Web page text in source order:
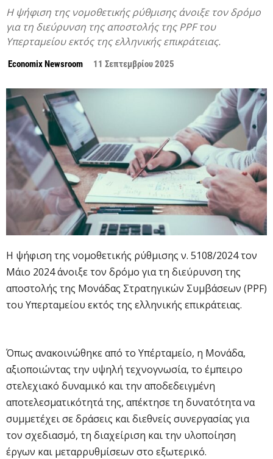
Η ψήφιση της νομοθετικής ρύθμισης άνοιξε τον δρόμο
για τη διεύρυνση της αποστολής της PPF του
Υπερταμείου εκτός της ελληνικής επικράτειας.
Economix Newsroom 11 Σεπτεμβρίου 2025
Η ψήφιση της νομοθετικής ρύθμισης ν. 5108/2024 τον
Μάιο 2024 άνοιξε τον δρόμο για τη διεύρυνση της
αποστολής της Μονάδας Στρατηγικών Συμβάσεων (PPF)
του Υπερταμείου εκτός της ελληνικής επικράτειας.
Όπως ανακοινώθηκε από το Υπέρταμείο, η Μονάδα,
αξιοποιώντας την υψηλή τεχνογνωσία, το έμπειρο
στελεχιακό δυναμικό και την αποδεδειγμένη
αποτελεσματικότητά της, απέκτησε τη δυνατότητα να
συμμετέχει σε δράσεις και διεθνείς συνεργασίας για
τον σχεδιασμό, τη διαχείριση και την υλοποίηση
έργων και μεταρρυθμίσεων στο εξωτερικό.